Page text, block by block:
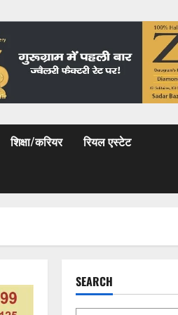
शिक्षा/करियर रियल एस्टेट
SEARCH